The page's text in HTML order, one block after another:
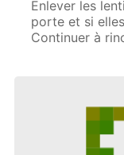
Enlever les
porte et si
Continuer à